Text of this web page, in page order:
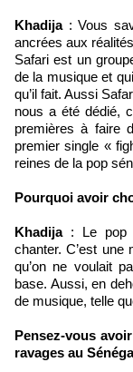
Khadija : Vous
ancrées aux
Safari est un
de la musique et
qu’il fait. Aussi
nous a été dédié,
premières à faire
premier single «
reines de la pop
Pourquoi avoir
Khadija : Le pop
chanter. C’est une
qu’on ne voulait
base. Aussi, en
de musique, telle
Pensez-vous
ravages au